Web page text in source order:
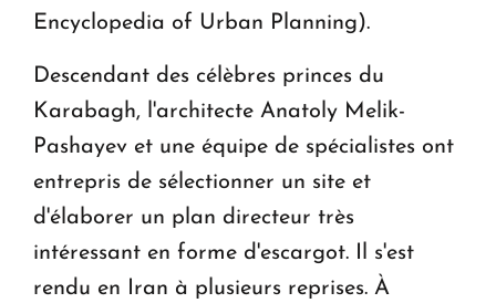
Encyclopedia of Urban Planning).
Descendant des célèbres princes du
Karabagh, l'architecte Anatoly Melik-
Pashayev et une équipe de spécialistes ont
entrepris de sélectionner un site et
d'élaborer un plan directeur très
intéressant en forme d'escargot. Il s'est
rendu en Iran à plusieurs reprises. À